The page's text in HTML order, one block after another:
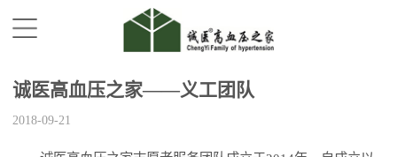
诚医高血压之家——义工团队
2018-09-21